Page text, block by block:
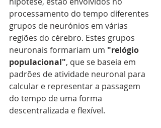
processamento do tempo diferentes
grupos de neurónios em várias
regiões do cérebro. Estes grupos
neuronais formariam um "relógio
populacional", que se baseia em
padrões de atividade neuronal para
calcular e representar a passagem
do tempo de uma forma
descentralizada e flexível.